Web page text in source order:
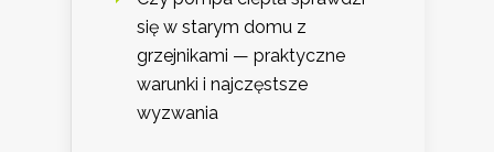
się w starym domu z
grzejnikami — praktyczne
warunki i najczęstsze
wyzwania